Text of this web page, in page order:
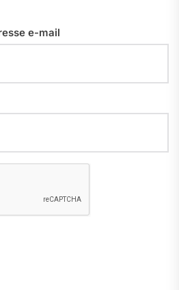
e-mail